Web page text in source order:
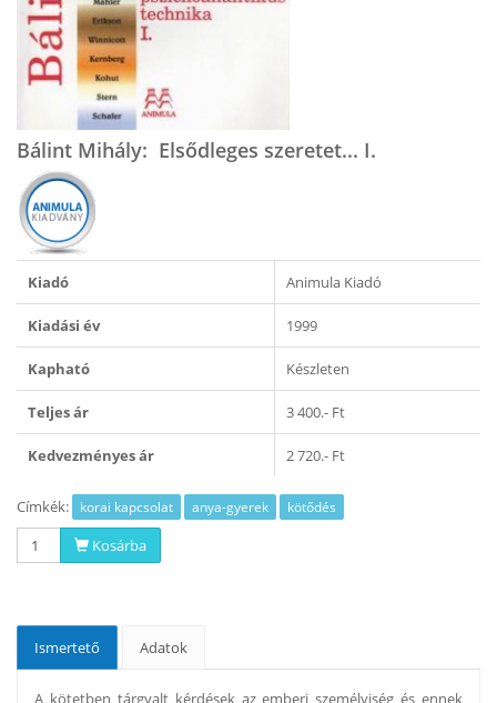
Bálint Mihály: Elsődleges szeretet... I.
Kiadó Animula Kiadó
Kiadási év 1999
Kapható Készleten
Teljes ár 3 400.- Ft
Kedvezményes ár 2 720.- Ft
Címkék: korai kapcsolat anya-gyerek kötődés
Kosárba
Ismertető Adatok